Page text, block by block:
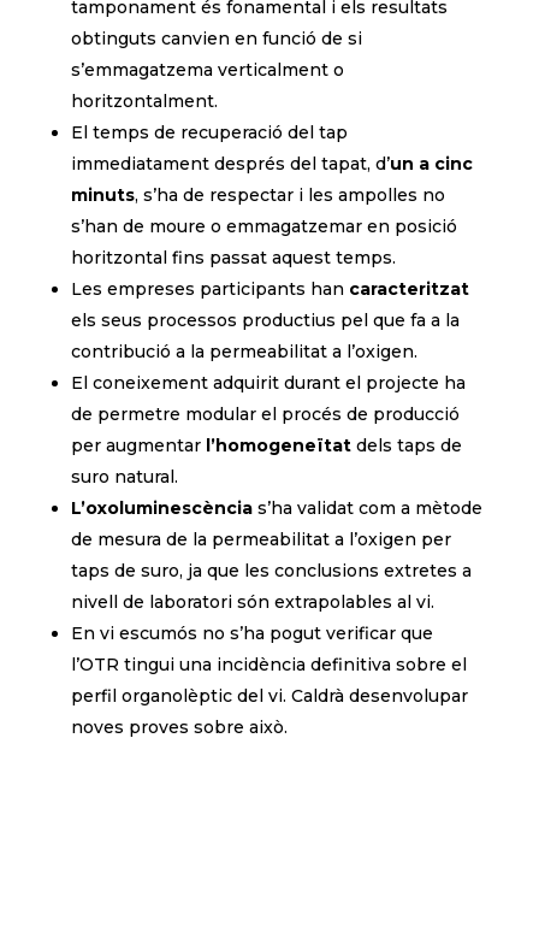
tamponament és fonamental i els resultats
obtinguts canvien en funció de si
s’emmagatzema verticalment o
horitzontalment.
El temps de recuperació del tap
immediatament després del tapat, d’un a cinc
minuts, s’ha de respectar i les ampolles no
s’han de moure o emmagatzemar en posició
horitzontal fins passat aquest temps.
Les empreses participants han caracteritzat
els seus processos productius pel que fa a la
contribució a la permeabilitat a l’oxigen.
El coneixement adquirit durant el projecte ha
de permetre modular el procés de producció
per augmentar l’homogeneïtatdels taps de
suro natural.
L’oxoluminescèncias’ha validat com a mètode
de mesura de la permeabilitat a l’oxigen per
taps de suro, ja que les conclusions extretes a
nivell de laboratori són extrapolables al vi.
En vi escumós no s’ha pogut verificar que
l’OTR tingui una incidència definitiva sobre el
perfil organolèptic del vi. Caldrà desenvolupar
noves proves sobre això.